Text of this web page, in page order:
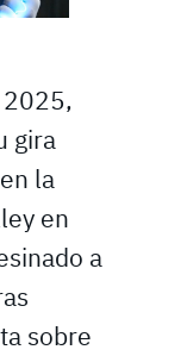
2025,
gira
la
en
a
sobre